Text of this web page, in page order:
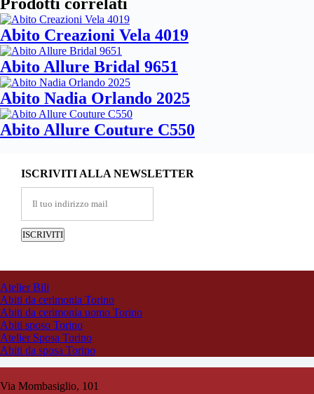
Abito Creazioni Vela 4019
Abito Allure Bridal 9651
Abito Nadia Orlando 2025
Abito Allure Couture C550
ISCRIVITI ALLA NEWSLETTER
Atelier Bili
Abiti da cerimonia Torino
Abiti da cerimonia uomo Torino
Abiti sposo Torino
Atelier Sposa Torino
Abiti da sposa Torino
Via Mombasiglio, 101